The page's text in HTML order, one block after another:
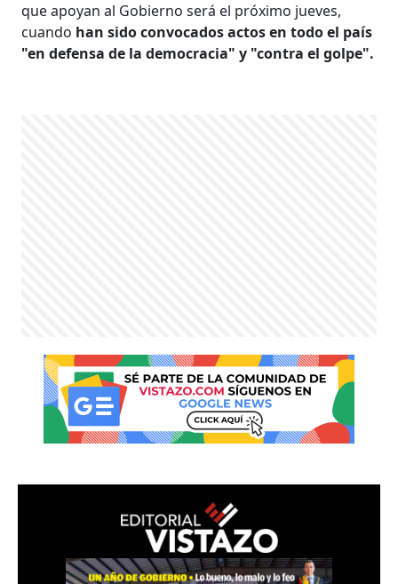
que apoyan al Gobierno será el próximo jueves,
cuando han sido convocados actos en todo el país
"en defensa de la democracia" y "contra el golpe".